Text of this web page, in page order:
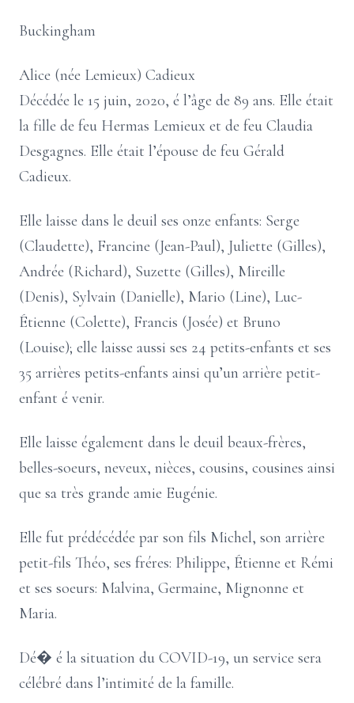
Buckingham
Alice (née Lemieux) Cadieux
Décédée le 15 juin, 2020, é l’âge de 89 ans. Elle était
la fille de feu Hermas Lemieux et de feu Claudia
Desgagnes. Elle était l’épouse de feu Gérald
Cadieux.
Elle laisse dans le deuil ses onze enfants: Serge
(Claudette), Francine (Jean-Paul), Juliette (Gilles),
Andrée (Richard), Suzette (Gilles), Mireille
(Denis), Sylvain (Danielle), Mario (Line), Luc-
Étienne (Colette), Francis (Josée) et Bruno
(Louise); elle laisse aussi ses 24 petits-enfants et ses
35 arrières petits-enfants ainsi qu’un arrière petit-
enfant é venir.
Elle laisse également dans le deuil beaux-frères,
belles-soeurs, neveux, nièces, cousins, cousines ainsi
que sa très grande amie Eugénie.
Elle fut prédécédée par son fils Michel, son arrière
petit-fils Théo, ses fréres: Philippe, Étienne et Rémi
et ses soeurs: Malvina, Germaine, Mignonne et
Maria.
Dé� é la situation du COVID-19, un service sera
célébré dans l’intimité de la famille.